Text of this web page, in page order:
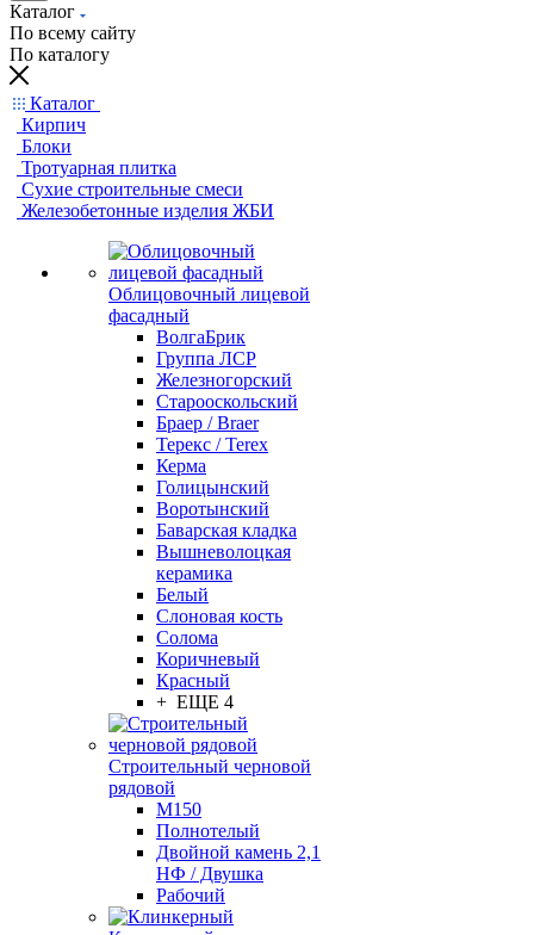
Каталог
По всему сайту
По каталогу
Каталог
Кирпич
Блоки
Тротуарная плитка
Сухие строительные смеси
Железобетонные изделия ЖБИ
Облицовочный лицевой
фасадный
ВолгаБрик
Группа ЛСР
Железногорский
Старооскольский
Браер / Braer
Терекс / Terex
Керма
Голицынский
Воротынский
Баварская кладка
Вышневолоцкая
керамика
Белый
Слоновая кость
Солома
Коричневый
Красный
+ ЕЩЕ 4
Строительный черновой
рядовой
М150
Полнотелый
Двойной камень 2,1
НФ / Двушка
Рабочий